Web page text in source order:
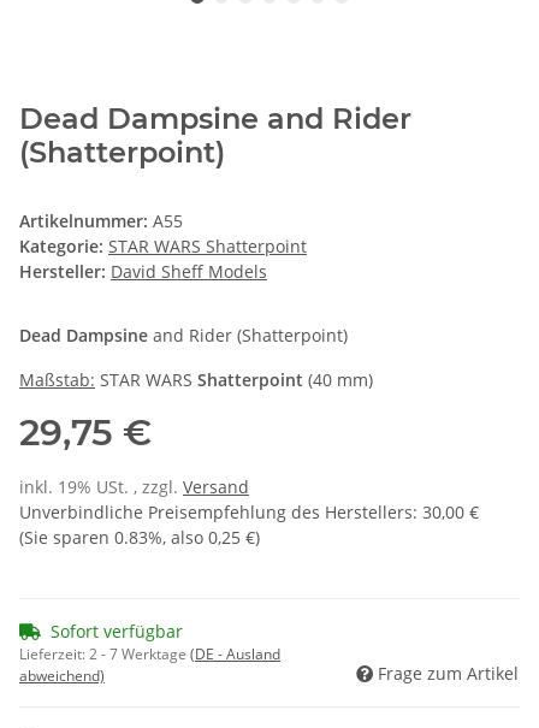
Dead Dampsine and Rider
(Shatterpoint)
Artikelnummer: A55
Kategorie: STAR WARS Shatterpoint
Hersteller: David Sheff Models
Dead Dampsine and Rider (Shatterpoint)
Maßstab: STAR WARS Shatterpoint (40 mm)
29,75 €
inkl. 19% USt. , zzgl. Versand
Unverbindliche Preisempfehlung des Herstellers: 30,00 €
(Sie sparen 0.83%, also 0,25 €)
Sofort verfügbar
Lieferzeit:2 - 7 Werktage (DE - Ausland
abweichend)
Frage zum Artikel